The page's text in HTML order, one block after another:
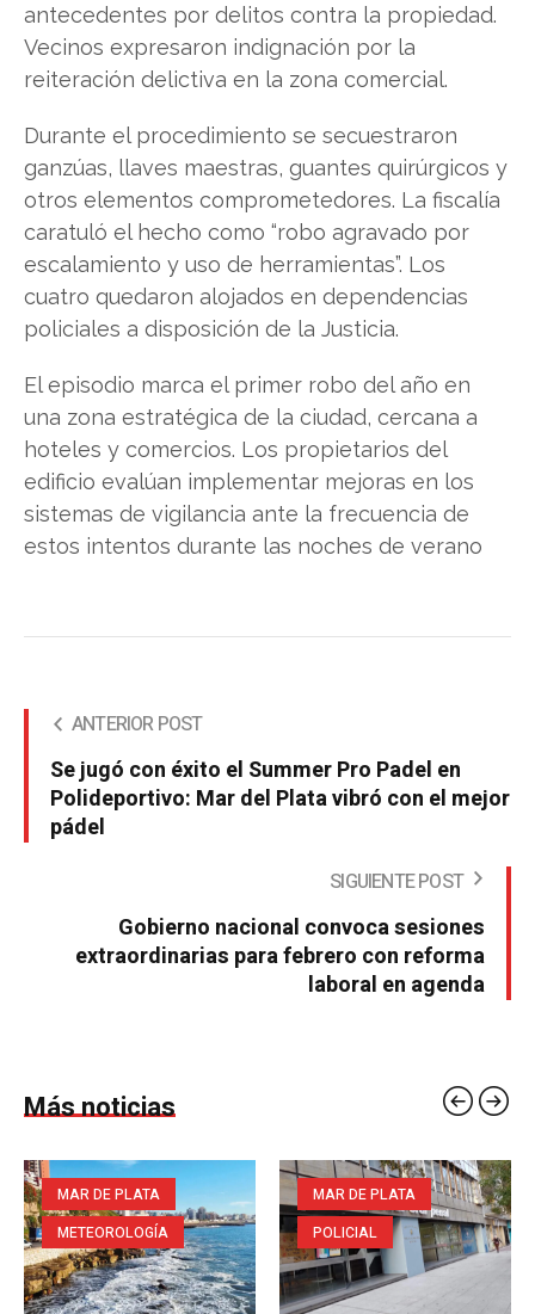
antecedentes por delitos contra la propiedad.
Vecinos expresaron indignación por la
reiteración delictiva en la zona comercial.
Durante el procedimiento se secuestraron
ganzúas, llaves maestras, guantes quirúrgicos y
otros elementos comprometedores. La fiscalía
caratuló el hecho como “robo agravado por
escalamiento y uso de herramientas”. Los
cuatro quedaron alojados en dependencias
policiales a disposición de la Justicia.
El episodio marca el primer robo del año en
una zona estratégica de la ciudad, cercana a
hoteles y comercios. Los propietarios del
edificio evalúan implementar mejoras en los
sistemas de vigilancia ante la frecuencia de
estos intentos durante las noches de verano
ANTERIOR POST
Se jugó con éxito el Summer Pro Padel en
Polideportivo: Mar del Plata vibró con el mejor
pádel
SIGUIENTE POST
Gobierno nacional convoca sesiones
extraordinarias para febrero con reforma
laboral en agenda
Más noticias
MAR DE PLATA
METEOROLOGÍA
MAR DE PLATA
POLICIAL